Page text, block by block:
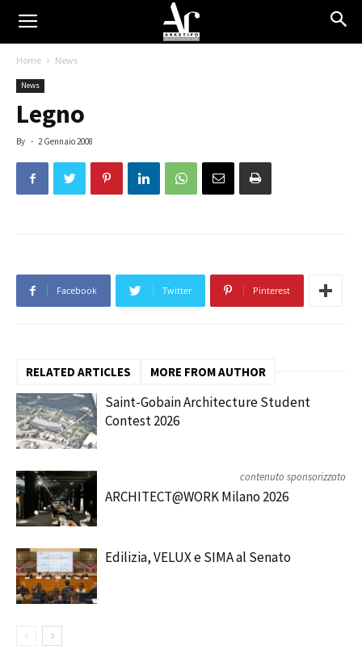
Home News
News
Legno
By - 2 Gennaio 2008
Facebook Twitter Pinterest
RELATED ARTICLES MORE FROM AUTHOR
Saint-Gobain Architecture Student
Contest 2026
contenuto sponsorizzato
ARCHITECT@WORK Milano 2026
Edilizia, VELUX e SIMA al Senato